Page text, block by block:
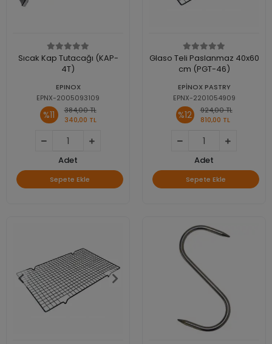
Sıcak Kap Tutacağı (KAP-
4T)
EPINOX
EPNX-2005093109
%11
384,00 TL
340,00 TL
Adet
Sepete Ekle
Glaso Teli Paslanmaz 40x60
cm (PGT-46)
EPİNOX PASTRY
EPNX-2201054909
%12
924,00 TL
810,00 TL
Adet
Sepete Ekle